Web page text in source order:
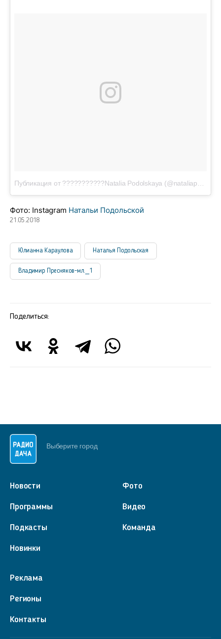
Фото: Instagram Натальи Подольской
21.05.2018
Юлианна Караулова Наталья Подольская
Владимир Пресняков-мл._1
Поделиться:
Выберите город
Новости
Программы
Подкасты
Новинки
Фото
Видео
Команда
Реклама
Регионы
Контакты